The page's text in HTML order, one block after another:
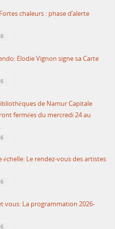
chaleurs : phase d’alerte
Elodie Vignon signe sa Carte
de Namur Capitale
fermées du mercredi 24 au
échelle: Le rendez-vous des artistes
vous: La programmation 2026-